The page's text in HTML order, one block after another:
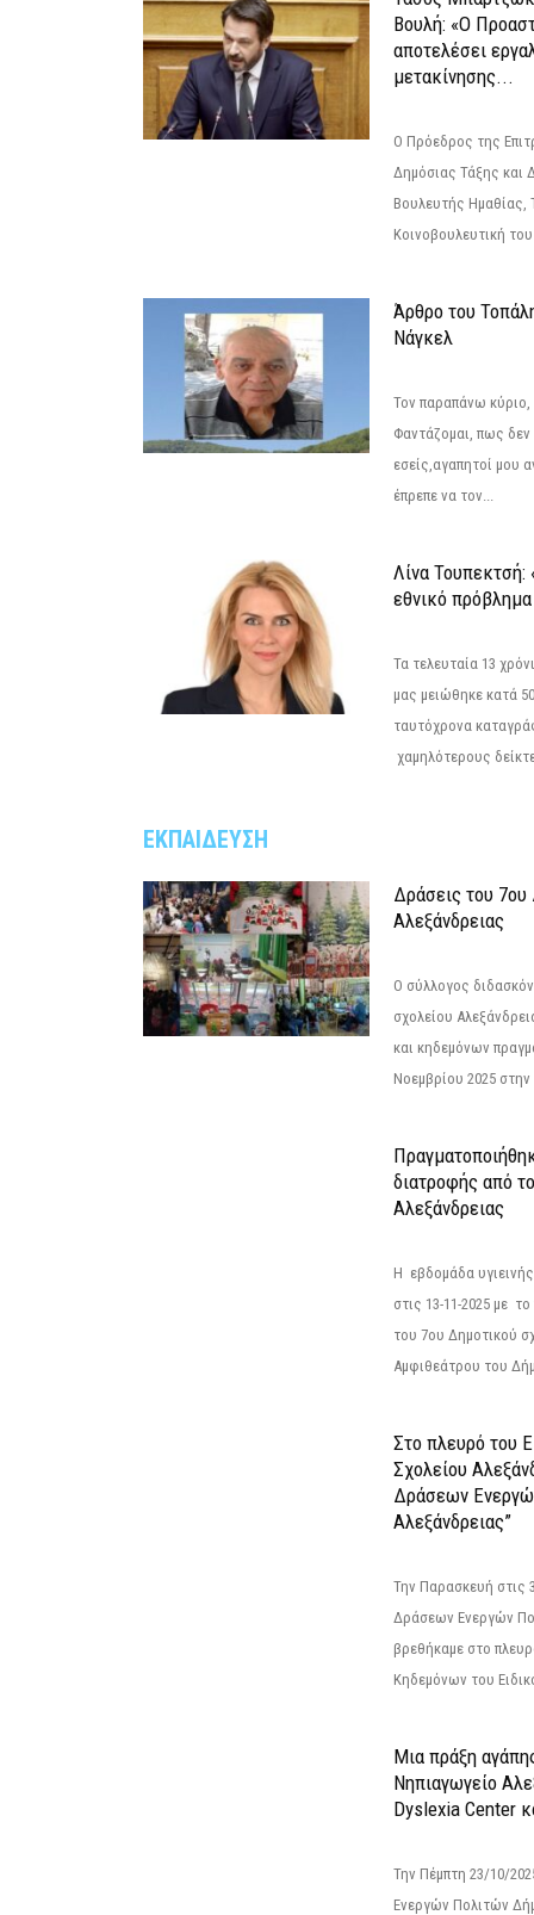
Βουλή: «Ο
αποτελέσει
μετακίνησης...
Ο Πρόεδρος της
Δημόσιας Τάξης και
Βουλευτής
Κοινοβουλευτική
Άρθρο του
Νάγκελ
Τον παραπάνω
Φαντάζομαι, πως δεν
εσείς,αγαπητοί μου
έπρεπε να τον...
Λίνα Τουπεκτσή:
εθνικό πρόβλημα
Τα τελευταία 13
μας μειώθηκε κατά
ταυτόχρονα
χαμηλότερους
ΕΚΠΑΙΔΕΥΣΗ
Δράσεις του 7ου
Αλεξάνδρειας
Ο σύλλογος
σχολείου
και κηδεμόνων
Νοεμβρίου 2025
διατροφής από
Αλεξάνδρειας
Η εβδομάδα
στις 13-11-2025 με
του 7ου Δημοτικού
Αμφιθεάτρου του
Στο πλευρό του
Σχολείου
Δράσεων
Αλεξάνδρειας”
Την Παρασκευή
Δράσεων Ενεργών
βρεθήκαμε στο
Κηδεμόνων του
Μια πράξη
Νηπιαγωγείο
Dyslexia Center
Την Πέμπτη 23/10/
Ενεργών Πολιτών